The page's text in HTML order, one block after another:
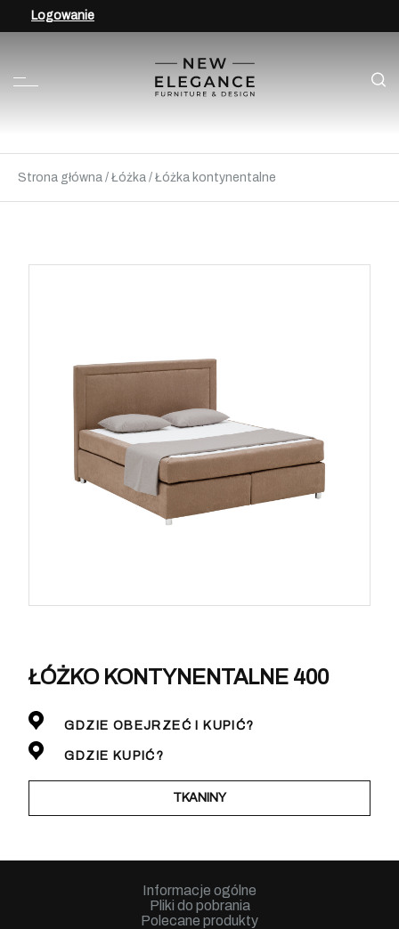
Logowanie
Strona główna / Łóżka / Łóżka kontynentalne
ŁÓŻKO KONTYNENTALNE 400
GDZIE OBEJRZEĆ I KUPIĆ?
GDZIE KUPIĆ?
TKANINY
Informacje ogólne
Pliki do pobrania
Polecane produkty